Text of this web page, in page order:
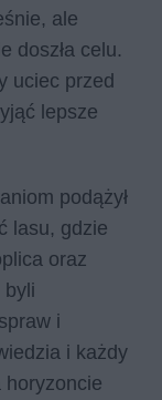
ale
doszła celu.
uciec przed
lepsze
podążył
lasu, gdzie
oraz
byli
i
i każdy
horyzoncie